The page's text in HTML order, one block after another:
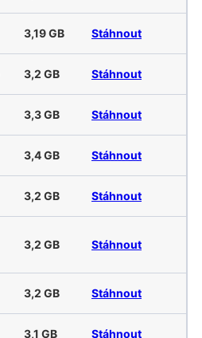
3,19 GB Stáhnout
3,2 GB Stáhnout
3,3 GB Stáhnout
3,4 GB Stáhnout
3,2 GB Stáhnout
3,2 GB Stáhnout
3,2 GB Stáhnout
3,1 GB Stáhnout